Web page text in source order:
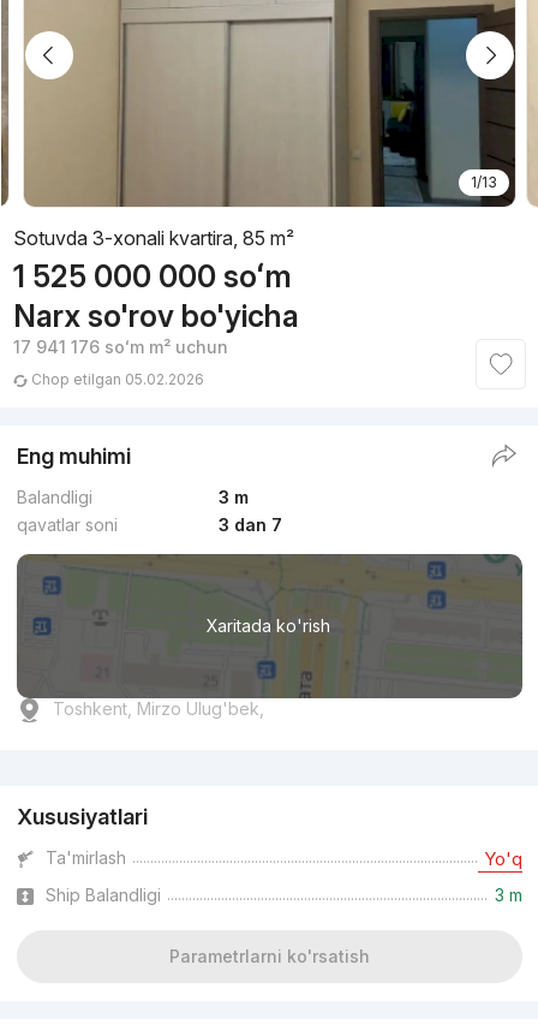
1/13
Sotuvda 3-xonali kvartira, 85 m²
1 525 000 000 soʻm
Narx so'rov bo'yicha
17 941 176 soʻmm² uchun
Chop etilgan 05.02.2026
Eng muhimi
Balandligi
3 m
qavatlar soni
3 dan 7
Xaritada ko'rish
Toshkent, Mirzo Ulug'bek,
Xususiyatlari
Ta'mirlash Yo'q
Ship Balandligi 3 m
Parametrlarni ko'rsatish